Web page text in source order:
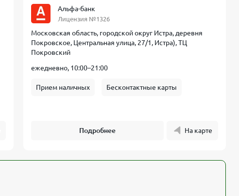
Альфа-банк
Лицензия №1326
Московская область, городской округ Истра, деревня
Покровское, Центральная улица, 27/1, Истра), ТЦ
Покровский
ежедневно, 10:00–21:00
Прием наличных Бесконтактные карты
Подробнее На карте